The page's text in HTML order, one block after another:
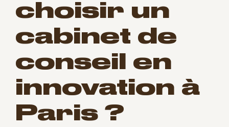
choisir un
cabinet de
conseil en
innovation à
Paris ?